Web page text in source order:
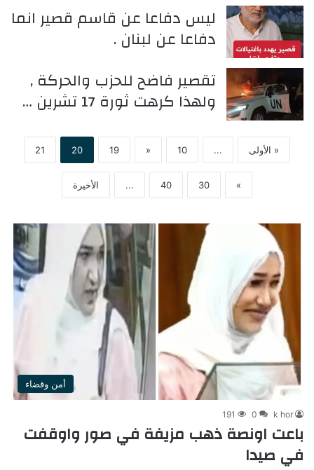
ليس دفاعا عن قاسم قصير انما
دفاعا عن لبنان .
تقصير فاضح للحزب والحركة ,
ولهذا كرهت ثورة 17 تشرين …
« الأولى ...
10
«
19
20
21
»
30
40
... الأخيرة
أمن وقضاء
k hor
0
191
باعت اونصة ذهب مزيفة في صور واوقفت
في صيدا